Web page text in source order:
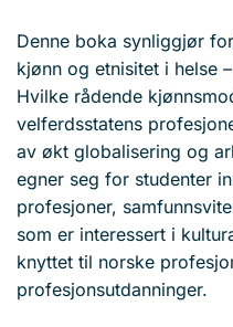
Denne boka synliggjør
kjønn og etnisitet i helse
Hvilke rådende
velferdsstatens
av økt globalisering og
egner seg for studenter
profesjoner,
som er interessert i
knyttet til norske
profesjonsutdanninger.